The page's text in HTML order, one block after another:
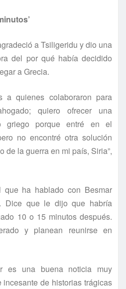
a Tsiligeridu y dio una
del por qué habí­a decidido
a Grecia.
a quienes colaboraron para
quiero ofrecer una
griego porque entré en el
no encontré otra solución
de la guerra en mi paí­s, Siria”,
ha hablado con Besmar
Dice que le dijo que habrí­a
10 o 15 minutos después.
y planean reunirse en
es una buena noticia muy
incesante de historias trágicas